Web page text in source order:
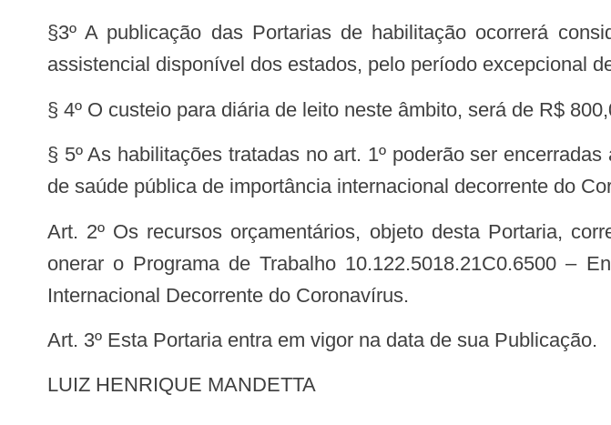
§3º A publicação das Portarias de habilitação ocorrerá considerando os critérios epidemiológicos (paciente x leitos) e rede
assistencial disponível dos estados, pelo período excepcional
§ 4º O custeio para diária de leito neste âmbito, será de R$
§ 5º As habilitações tratadas no art. 1º poderão ser
de saúde pública de importância internacional decorrente do
Art. 2º Os recursos orçamentários, objeto desta Portaria, correrão por conta do orçamento do Ministério da Saúde, devendo
onerar o Programa de Trabalho 10.122.5018.21C0.6500 –
Internacional Decorrente do Coronavírus.
Art. 3º Esta Portaria entra em vigor na data de sua Publicação.
LUIZ HENRIQUE MANDETTA